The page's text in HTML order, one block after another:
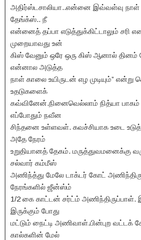
அதிர்ஸ்டசாலியா..என்னை இவ்வள்வு நாள்
தேங்க்ஸ்.. நீ
என்னைத் தப்பா எடுத்துக்கிட்டாலும் சரி
முறையாவது உன்
கிஸ் வேனும் ஒரே ஒரு கிஸ் ஆனால்
என்னால அடுத்த
நாள் காலை உயிருடன் எழ முடியும்”
உதடுகளைக்
கவ்வினேன்.நினைவெல்லாம் நித்யா பாகம்
எப்போதும் நவீன
சிந்தனை உள்ளவள். கவச்சியாக உடை
அதே நேரம்
உறுதியானத் தேகம். மருத்துவமனைக்கு
சல்வார் கம்மீஸ்
அணிந்த்து மேலே டாக்டர் கோட்
நேரங்களில் ஜீன்ஸ்ம்
1/2 கை காட்டன் சர்ட்ம் அணிந்திருப்பாள்.
இருக்கும் போது
மட்டும் நைட்டி அணிவாள்.பின்புற
கால்களின் மேல்